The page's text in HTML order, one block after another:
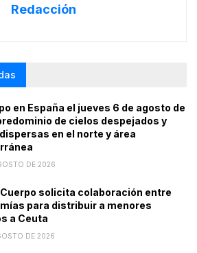
Redacción
en España el jueves 6 de agosto de
de cielos despejados y
en el norte y área
DE 2026
solicita colaboración entre
para distribuir a menores
a Ceuta
DE 2026